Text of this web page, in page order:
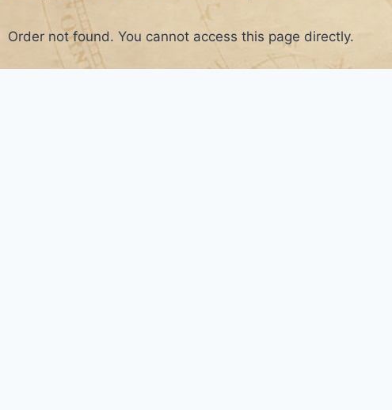
Order not found. You cannot access this page directly.